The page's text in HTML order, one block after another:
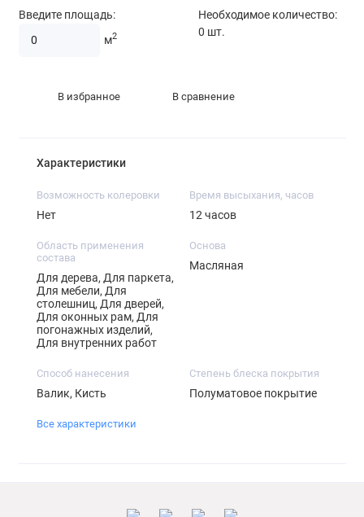
Введите площадь:
м2
Необходимое количество:
0 шт.
В избранное В сравнение
Характеристики
Возможность колеровки
Нет
Время высыхания, часов
12 часов
Область применения
состава
Для дерева, Для паркета,
Для мебели, Для
столешниц, Для дверей,
Для оконных рам, Для
погонажных изделий,
Для внутренних работ
Основа
Масляная
Способ нанесения
Валик, Кисть
Степень блеска покрытия
Полуматовое покрытие
Все характеристики